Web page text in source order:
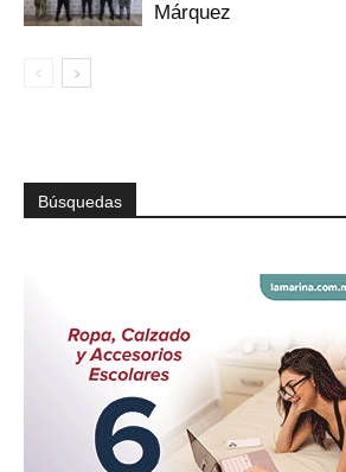
Márquez
Búsquedas